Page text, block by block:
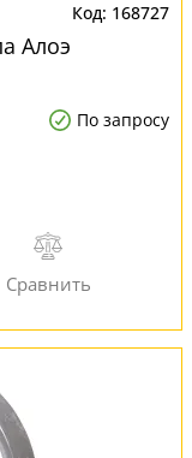
168727
Алоэ
По запросу